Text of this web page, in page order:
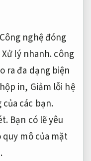
nghệ đóng
Xử lý nhanh.công
ra đa dạng biện
in, Giảm lỗi hệ
các bạn.
Bạn có lẽ yêu
mô của mặt